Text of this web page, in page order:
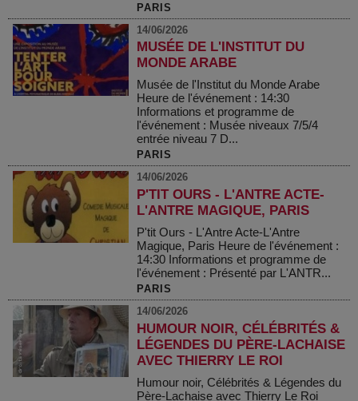
PARIS
14/06/2026
MUSÉE DE L'INSTITUT DU
MONDE ARABE
Musée de l'Institut du Monde Arabe
Heure de l'événement : 14:30
Informations et programme de
l'événement : Musée niveaux 7/5/4
entrée niveau 7 D...
PARIS
14/06/2026
P'TIT OURS - L'ANTRE ACTE-
L'ANTRE MAGIQUE, PARIS
P'tit Ours - L'Antre Acte-L'Antre
Magique, Paris Heure de l'événement :
14:30 Informations et programme de
l'événement : Présenté par L'ANTR...
PARIS
14/06/2026
HUMOUR NOIR, CÉLÉBRITÉS &
LÉGENDES DU PÈRE-LACHAISE
AVEC THIERRY LE ROI
Humour noir, Célébrités & Légendes du
Père-Lachaise avec Thierry Le Roi